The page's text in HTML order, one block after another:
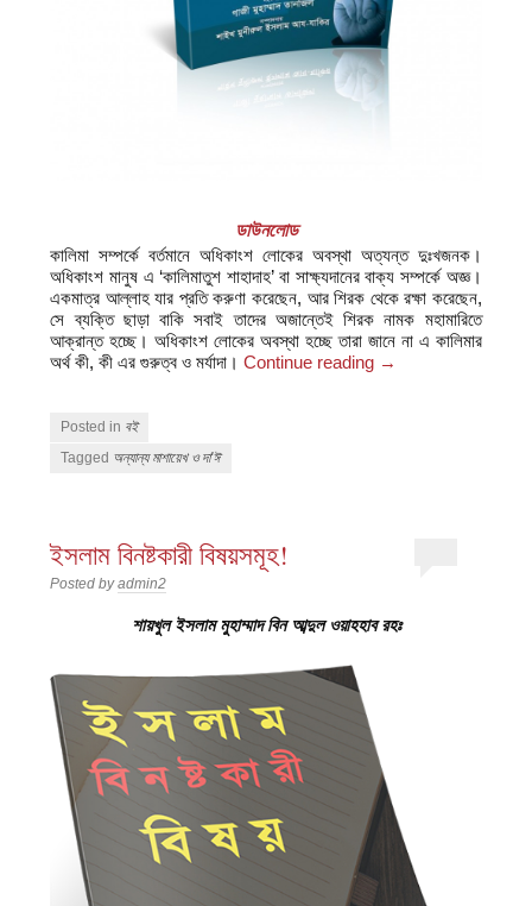
ডাউনলোড
কালিমা সম্পর্কে বর্তমানে অধিকাংশ লোকের অবস্থা অত্যন্ত দুঃখজনক।
অধিকাংশ মানুষ এ ‘কালিমাতুশ শাহাদাহ’ বা সাক্ষ্যদানের বাক্য সম্পর্কে অজ্ঞ।
একমাত্র আল্লাহ যার প্রতি করুণা করেছেন, আর শিরক থেকে রক্ষা করেছেন,
সে ব্যক্তি ছাড়া বাকি সবাই তাদের অজান্তেই শিরক নামক মহামারিতে
আক্রান্ত হচ্ছে। অধিকাংশ লোকের অবস্থা হচ্ছে তারা জানে না এ কালিমার
অর্থ কী, কী এর গুরুত্ব ও মর্যাদা।Continue reading →
Posted in বই
Tagged অন্যান্য মাশায়েখ ও দা'ঈ
ইসলাম বিনষ্টকারী বিষয়সমূহ!
Posted byadmin2
শায়খুল ইসলাম মুহাম্মাদ বিন আব্দুল ওয়াহহাব রহঃ